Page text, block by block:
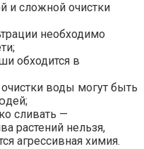
и сложной очистки
необходимо
обходится в
воды могут быть
сливать —
растений нельзя,
агрессивная химия.